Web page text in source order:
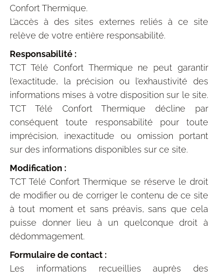
Confort Thermique.
L’accès à des sites externes reliés à ce site
relève de votre entière responsabilité.
Responsabilité :
TCT Télé Confort Thermique ne peut garantir
l’exactitude, la précision ou l’exhaustivité des
informations mises à votre disposition sur le site.
TCT Télé Confort Thermique décline par
conséquent toute responsabilité pour toute
imprécision, inexactitude ou omission portant
sur des informations disponibles sur ce site.
Modification :
TCT Télé Confort Thermique se réserve le droit
de modifier ou de corriger le contenu de ce site
à tout moment et sans préavis, sans que cela
puisse donner lieu à un quelconque droit à
dédommagement.
Formulaire de contact :
Les informations recueillies auprès des